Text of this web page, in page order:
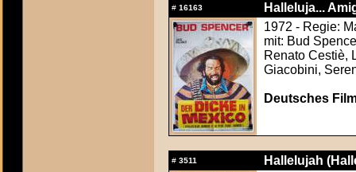
# 16163
Halleluja...
1972 - Regie:
mit: Bud
Renato Cestiè,
Giacobini,
Deutsches
# 3511
Hallelujah